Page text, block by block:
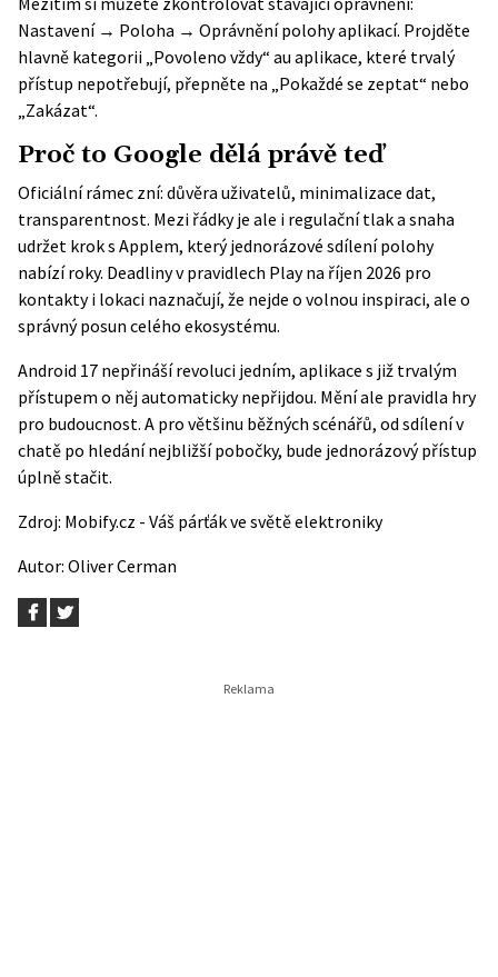
Nastavení → Poloha → Oprávnění polohy aplikací. Projděte
hlavně kategorii „Povoleno vždy“ au aplikace, které trvalý
přístup nepotřebují, přepněte na „Pokaždé se zeptat“ nebo
„Zakázat“.
Proč to Google dělá právě teď
Oficiální rámec zní: důvěra uživatelů, minimalizace dat,
transparentnost. Mezi řádky je ale i regulační tlak a snaha
udržet krok s Applem, který jednorázové sdílení polohy
nabízí roky. Deadliny v pravidlech Play na říjen 2026 pro
kontakty i lokaci naznačují, že nejde o volnou inspiraci, ale o
správný posun celého ekosystému.
Android 17 nepřináší revoluci jedním, aplikace s již trvalým
přístupem o něj automaticky nepřijdou. Mění ale pravidla hry
pro budoucnost. A pro většinu běžných scénářů, od sdílení v
chatě po hledání nejbližší pobočky, bude jednorázový přístup
úplně stačit.
Zdroj: Mobify.cz - Váš párťák ve světě elektroniky
Autor: Oliver Cerman